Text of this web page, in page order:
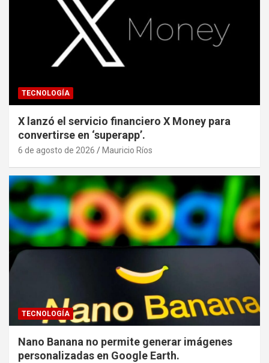
TECNOLOGÍA
X lanzó el servicio financiero X Money para
convertirse en ‘superapp’.
6 de agosto de 2026 Mauricio Ríos
TECNOLOGÍA
Nano Banana no permite generar imágenes
personalizadas en Google Earth.